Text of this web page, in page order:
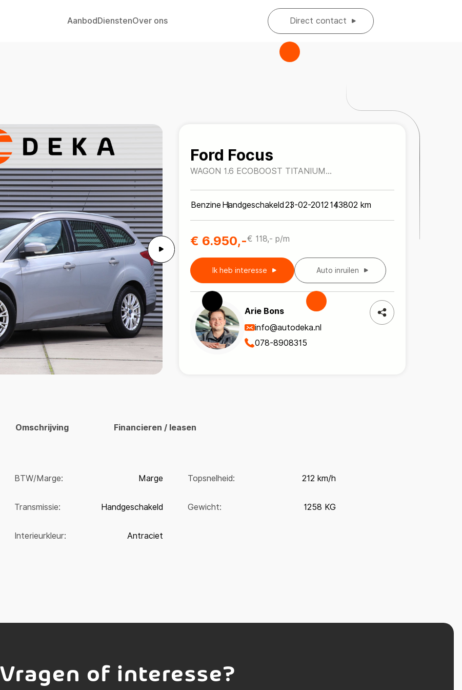
AanbodDienstenOver ons Direct contact
Diensten
Over ons
Contact
Ford Focus
WAGON 1.6 ECOBOOST TITANIUM
Benzine Handgeschakeld23-02-2012 143802 km
€ 6.950,-€ 118,- p/m
Ik heb interesse Auto inruilen
Arie Bons
info@autodeka.nl
078-8908315
Omschrijving Financieren / leasen
BTW/Marge: Marge Topsnelheid: 212 km/h
Transmissie: Handgeschakeld Gewicht: 1258 KG
Interieurkleur: Antraciet
Vragen of interesse?